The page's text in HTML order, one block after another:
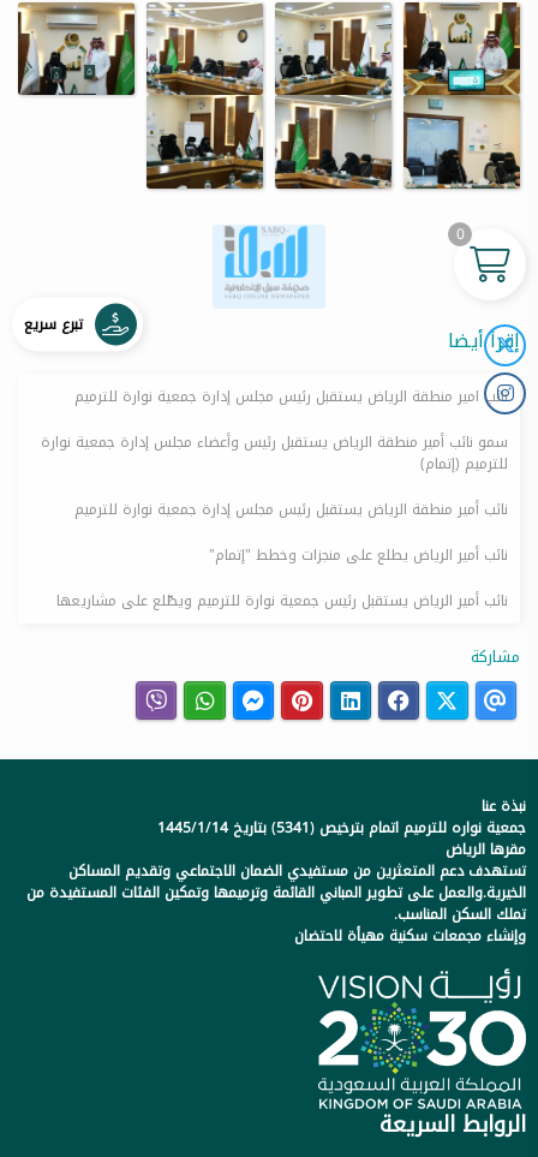
إقرأ أيضا
نائب امير منطقة الرياض يستقبل رئيس مجلس إدارة جمعية نوارة للترميم
سمو نائب أمير منطقة الرياض يستقبل رئيس وأعضاء مجلس إدارة جمعية نوارة
للترميم (إتمام)
نائب أمير منطقة الرياض يستقبل رئيس مجلس إدارة جمعية نوارة للترميم
نائب أمير الرياض يطلع على منجزات وخطط "إتمام"
نائب أمير الرياض يستقبل رئيس جمعية نوارة للترميم ويطّلع على مشاريعها
مشاركة
نبذة عنا
جمعية نواره للترميم اتمام بترخيص (5341) بتاريخ 1445/1/14
مقرها الرياض
تستهدف دعم المتعثرين من مستفيدي الضمان الاجتماعي وتقديم المساكن
الخيرية.والعمل على تطوير المباني القائمة وترميمها وتمكين الفئات المستفيدة من
تملك السكن المناسب.
وإنشاء مجمعات سكنية مهيأة لاحتضان
الروابط السريعة
تبرع سريع
0